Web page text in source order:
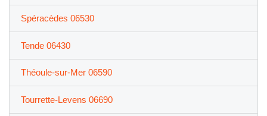
Spéracèdes 06530
Tende 06430
Théoule-sur-Mer 06590
Tourrette-Levens 06690